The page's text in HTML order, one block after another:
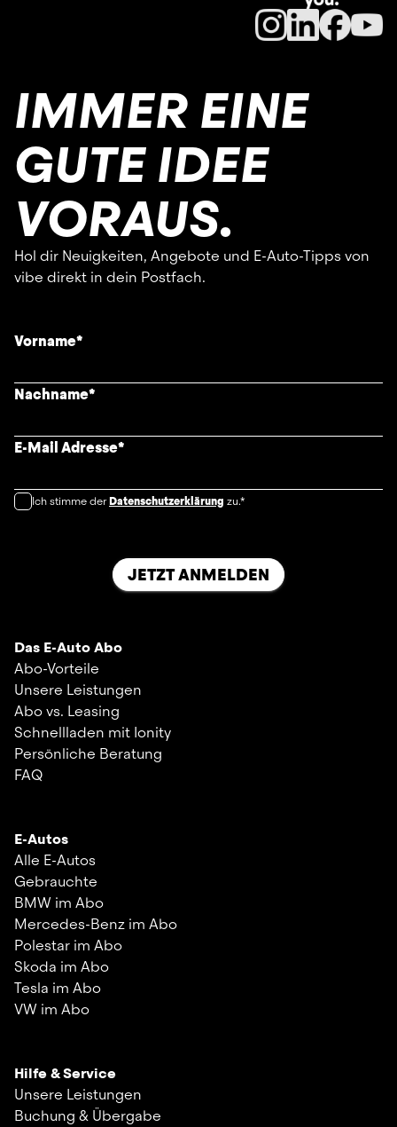
IMMER EINE
GUTE IDEE
VORAUS.
Hol dir Neuigkeiten, Angebote und E-Auto-Tipps von
vibe direkt in dein Postfach.
Das E-Auto Abo
Abo-Vorteile
Unsere Leistungen
Abo vs. Leasing
Schnellladen mit Ionity
Persönliche Beratung
FAQ
E-Autos
Alle E-Autos
Gebrauchte
BMW im Abo
Mercedes-Benz im Abo
Polestar im Abo
Skoda im Abo
Tesla im Abo
VW im Abo
Vorname*
Nachname*
E-Mail Adresse*
Ich stimme derDatenschutzerklärung zu.*
Hilfe & Service
Unsere Leistungen
Buchung & Übergabe
JETZT ANMELDEN